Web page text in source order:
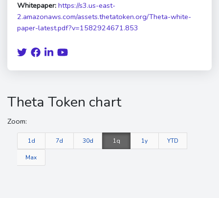
Whitepaper: https://s3.us-east-
2.amazonaws.com/assets.thetatoken.org/Theta-white-
paper-latest.pdf?v=1582924671.853
Theta Token chart
Zoom:
1d 7d 30d 1q 1y YTD
Max